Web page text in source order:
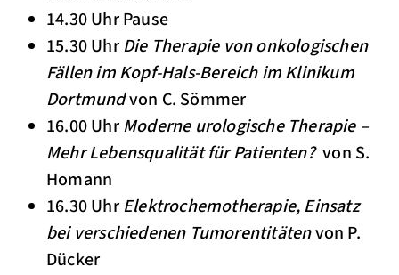
14.30 Uhr Pause
15.30 UhrDie Therapie von onkologischen
Fällen im Kopf-Hals-Bereich im Klinikum
Dortmundvon C. Sömmer
16.00 UhrModerne urologische Therapie –
Mehr Lebensqualität für Patienten? von S.
Homann
16.30 UhrElektrochemotherapie, Einsatz
bei verschiedenen Tumorentitätenvon P.
Dücker